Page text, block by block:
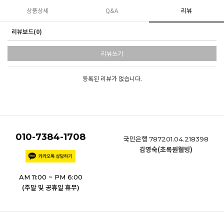
상품상세 Q&A 리뷰
리뷰보드(0)
리뷰쓰기
등록된 리뷰가 없습니다.
010-7384-1708
AM 11:00 ~ PM 6:00
(주말 및 공휴일 휴무)
국민은행 787201.04.218398
김영숙(초록원웰빙)